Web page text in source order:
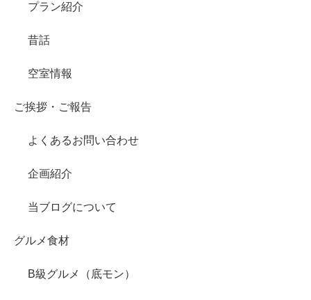
プラン紹介
昔話
空室情報
ご挨拶・ご報告
よくあるお問い合わせ
企画紹介
当ブログについて
グルメ食材
B級グルメ（底モン）